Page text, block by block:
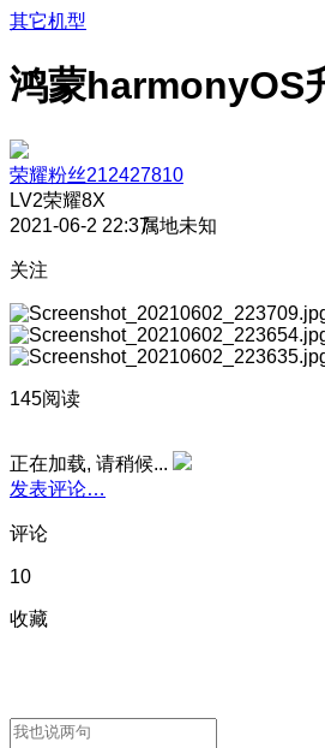
其它机型
鸿蒙harmonyOS
荣耀粉丝212427810
LV2荣耀8X
2021-06-2 22:37属地未知
关注
145阅读
正在加载, 请稍候...
发表评论…
评论
10
收藏